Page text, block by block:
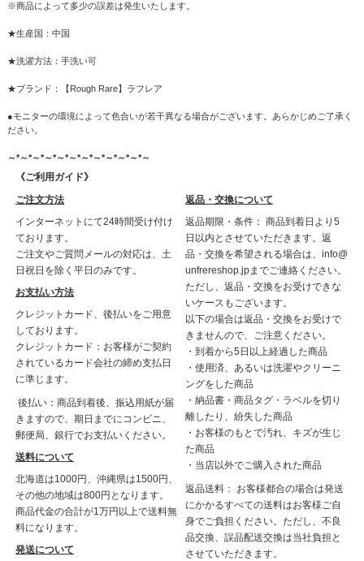
※商品によって多少の誤差は発生いたします。
★生産国：中国
★洗濯方法：手洗い可
★ブランド：【Rough Rare】ラフレア
●モニターの環境によって色合いが若干異なる場合がございます。あらかじめご了承く
ださい。
～*～*～*～*～*～*～*～*～*～*～*～
《ご利用ガイド》
ご注文方法
インターネットにて24時間受け付け
ております。
ご注文やご質問メールの対応は、土
日祝日を除く平日のみです。
お支払い方法
クレジットカード、後払いをご用意
しております。
クレジットカード：お客様がご契約
されているカード会社の締め支払日
に準じます。
後払い：商品到着後、振込用紙が届
きますので、期日までにコンビニ、
郵便局、銀行でお支払いください。
送料について
北海道は1000円、沖縄県は1500円、
その他の地域は800円となります。
商品代金の合計が1万円以上で送料無
料になります。
発送について
返品・交換について
返品期限・条件： 商品到着日より5
日以内とさせていただきます。返
品・交換を希望される場合は、info@
unfrereshop.jpまでご連絡ください。
ただし、返品・交換をお受けできな
いケースもございます。
以下の場合は返品・交換をお受けで
きませんので、ご注意ください。
・到着から5日以上経過した商品
・使用済、あるいは洗濯やクリーニ
ングをした商品
・納品書・商品タグ・ラベルを切り
離したり、紛失した商品
・お客様のもとで汚れ、キズが生じ
た商品
・当店以外でご購入された商品
返品送料： お客様都合の場合は発送
にかかるすべての送料はお客様ご自
身でご負担ください。ただし、不良
品交換、誤品配送交換は当社負担と
させていただきます。